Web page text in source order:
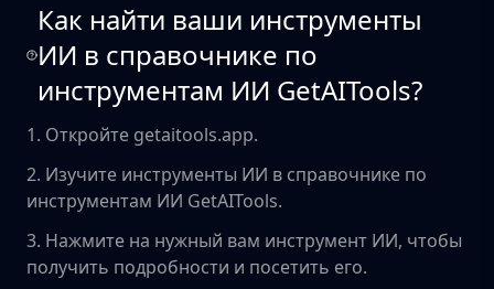
Как найти ваши инструменты
ИИ в справочнике по
инструментам ИИ GetAITools?
1. Откройте getaitools.app.
2. Изучите инструменты ИИ в справочнике по
инструментам ИИ GetAITools.
3. Нажмите на нужный вам инструмент ИИ, чтобы
получить подробности и посетить его.